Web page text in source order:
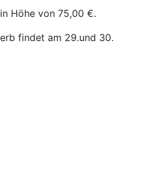
Höhe von 75,00 €.
findet am 29.und 30.